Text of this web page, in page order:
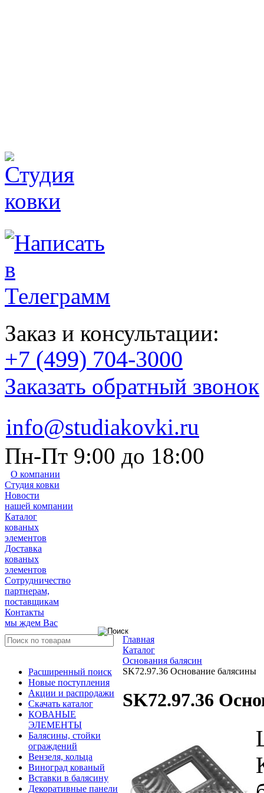
Заказ и консультации:
+7 (499) 704-3000
Заказать обратный звонок
info@studiakovki.ru
Пн-Пт 9:00 до 18:00
О компании
Студия ковки
Новости
нашей компании
Каталог
кованых
элементов
Доставка
кованых
элементов
Сотрудничество
партнерам,
поставщикам
Контакты
мы ждем Вас
Расширенный поиск
Новые поступления
Акции и распродажи
Скачать каталог
КОВАНЫЕ
ЭЛЕМЕНТЫ
Балясины, стойки
ограждений
Вензеля, кольца
Виноград кованый
Вставки в балясину
Декоративные панели
Главная
Каталог
Основания балясин
SK72.97.36 Основание балясины
SK72.97.36